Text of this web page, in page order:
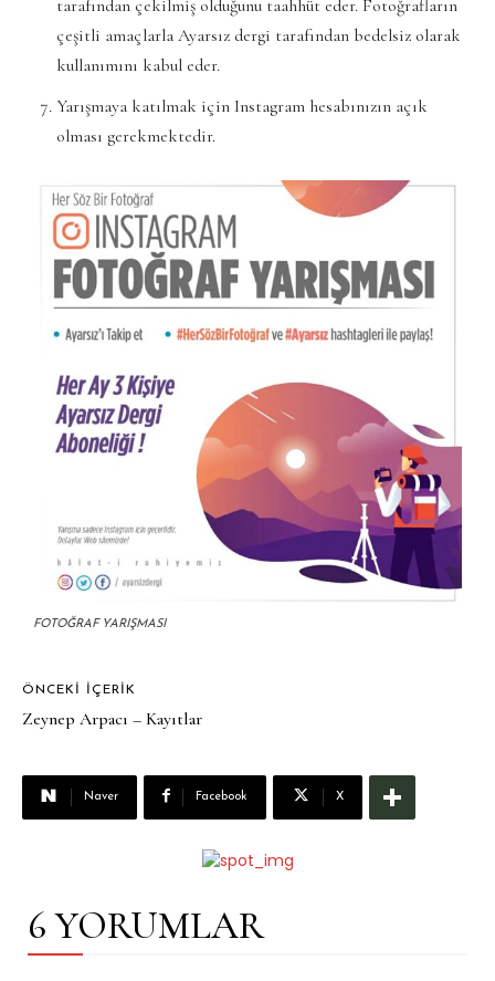
tarafından çekilmiş olduğunu taahhüt eder. Fotoğrafların
çeşitli amaçlarla Ayarsız dergi tarafından bedelsiz olarak
kullanımını kabul eder.
Yarışmaya katılmak için Instagram hesabınızın açık
olması gerekmektedir.
FOTOĞRAF YARIŞMASI
ÖNCEKI İÇERIK
Zeynep Arpacı – Kayıtlar
Naver Facebook X
6 YORUMLAR